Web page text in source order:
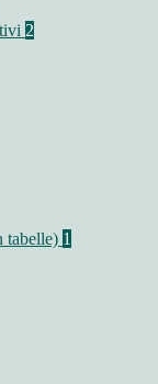
2
tabelle) 1